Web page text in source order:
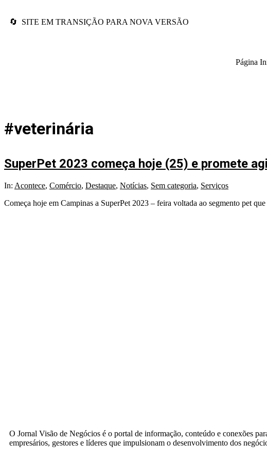
🔄 SITE EM TRANSIÇÃO PARA NOVA VERSÃO
Página
#veterinária
SuperPet 2023 começa hoje (25) e promete
In: Acontece, Comércio, Destaque, Notícias, Sem categoria, Serviços
Começa hoje em Campinas a SuperPet 2023 – feira voltada ao segmento pet
O Jornal Visão de Negócios é o portal de informação, conteúdo e conexões
empresários, gestores e líderes que impulsionam o desenvolvimento dos